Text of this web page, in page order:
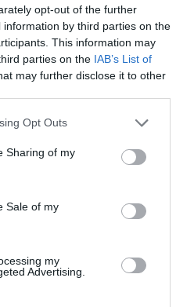
opt-out of the further
by third parties on the
This information may
parties on the IAB’s List of
may further disclose it to other
Opt Outs
Sharing of my
Sale of my
my
Advertising.
plus sur nos formations
autour de vos projets ?